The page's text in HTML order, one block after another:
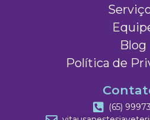
Blog
Política de
(65)